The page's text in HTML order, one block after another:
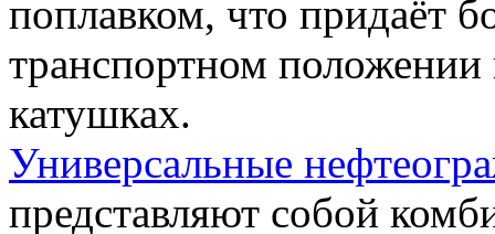
поплавком, что придаёт
транспортном
катушках.
Универсальные
представляют собой